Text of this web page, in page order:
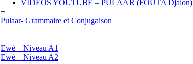
VIDÉOS YOUTUBE – PULAAR (FOUTA Djalon)
+
Pulaar- Grammaire et Conjugaison
Ewé – Niveau A1
Ewé – Niveau A2